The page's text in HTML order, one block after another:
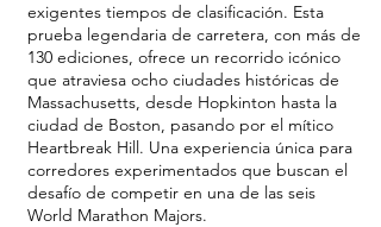
exigentes tiempos de clasificación. Esta
prueba legendaria de carretera, con más de
130 ediciones, ofrece un recorrido icónico
que atraviesa ocho ciudades históricas de
Massachusetts, desde Hopkinton hasta la
ciudad de Boston, pasando por el mítico
Heartbreak Hill. Una experiencia única para
corredores experimentados que buscan el
desafío de competir en una de las seis
World Marathon Majors.